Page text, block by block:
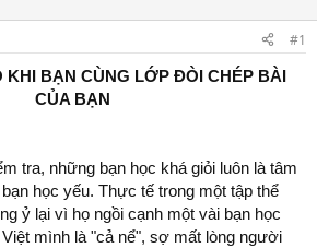
#1
KHI BẠN CÙNG LỚP ĐÒI CHÉP BÀI
CỦA BẠN
tra, những bạn học khá giỏi luôn là tâm
học yếu. Thực tế trong một tập thể
ỷ lại vì họ ngồi cạnh một vài bạn học
mình là "cả nể", sợ mất lòng người